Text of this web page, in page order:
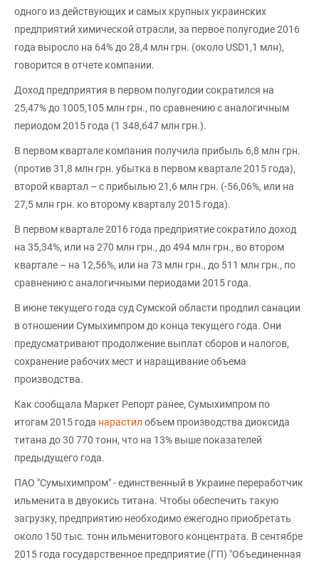
одного из действующих и самых крупных украинских
предприятий химической отрасли, за первое полугодие 2016
года выросло на 64% до 28,4 млн грн. (около USD1,1 млн),
говорится в отчете компании.
Доход предприятия в первом полугодии сократился на
25,47% до 1005,105 млн грн., по сравнению с аналогичным
периодом 2015 года (1 348,647 млн грн.).
В первом квартале компания получила прибыль 6,8 млн грн.
(против 31,8 млн грн. убытка в первом квартале 2015 года),
второй квартал – с прибылью 21,6 млн грн. (-56,06%, или на
27,5 млн грн. ко второму кварталу 2015 года).
В первом квартале 2016 года предприятие сократило доход
на 35,34%, или на 270 млн грн., до 494 млн грн., во втором
квартале – на 12,56%, или на 73 млн грн., до 511 млн грн., по
сравнению с аналогичными периодами 2015 года.
В июне текущего года суд Сумской области продлил санации
в отношении Сумыхимпром до конца текущего года. Они
предусматривают продолжение выплат сборов и налогов,
сохранение рабочих мест и наращивание объема
производства.
Как сообщала Маркет Репорт ранее, Сумыхимпром по
итогам 2015 года нарастил объем производства диоксида
титана до 30 770 тонн, что на 13% выше показателей
предыдущего года.
ПАО "Сумыхимпром" - единственный в Украине переработчик
ильменита в двуокись титана. Чтобы обеспечить такую
загрузку, предприятию необходимо ежегодно приобретать
около 150 тыс. тонн ильменитового концентрата. В сентябре
2015 года государственное предприятие (ГП) "Объединенная